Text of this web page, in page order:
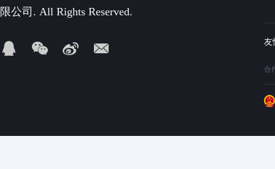
限公司. All Rights Reserved.
合